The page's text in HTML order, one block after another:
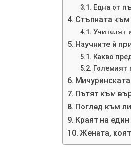
Една от
Стъпката към
Учителят
Научните ѝ
Какво
Големият
Мичуринската
Пътят към
Поглед към
Краят на
Жената,